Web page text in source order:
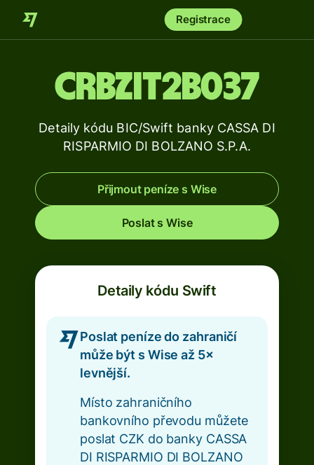
Registrace
CRBZIT2B037
Detaily kódu BIC/Swift banky CASSA DI
RISPARMIO DI BOLZANO S.P.A.
Přijmout peníze s Wise
Poslat s Wise
Detaily kódu Swift
Poslat peníze do zahraničí
může být s Wise až 5×
levnější.
Místo zahraničního
bankovního převodu můžete
poslat CZK do banky CASSA
DI RISPARMIO DI BOLZANO